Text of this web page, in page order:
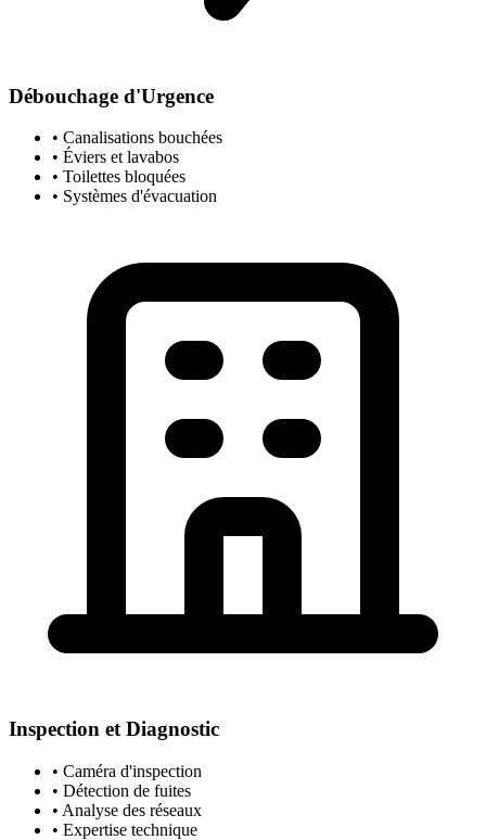
Débouchage d'Urgence
• Canalisations bouchées
• Éviers et lavabos
• Toilettes bloquées
• Systèmes d'évacuation
Inspection et Diagnostic
• Caméra d'inspection
• Détection de fuites
• Analyse des réseaux
• Expertise technique